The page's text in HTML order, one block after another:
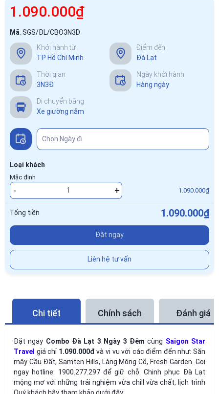
1.090.000₫
Mã: SGS/ĐL/CBO3N3D
Khởi hành từ
TP Hồ Chí Minh
Điểm đến
Đà Lạt
Thời gian
3N3Đ
Ngày khởi hành
Hàng ngày
Di chuyển bằng
Xe giường nằm
Loại khách
Mặc định
- + 1.090.000₫
Tổng tiền 1.090.000₫
Đặt ngay
Liên hệ tư vấn
Chi tiết Chính sách Đánh giá
Đặt ngay Combo Đà Lạt 3 Ngày 3 Đêm cùng Saigon Star
Travel giá chỉ 1.090.000đ và vi vu với các điểm đến như: Săn
mây Cầu Đất, Samten Hills, Làng Mông Cổ, Fresh Garden. Gọi
ngay hotline: 1900.277.297 để giữ chỗ. Chinh phục Đà Lạt
mộng mơ với những trải nghiệm vừa chill vừa chất, lịch trình